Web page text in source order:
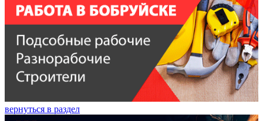
вернуться в раздел